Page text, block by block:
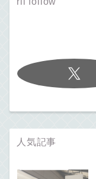
人気記事